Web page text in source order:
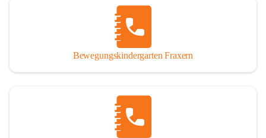
Bewegungskindergarten Fraxern